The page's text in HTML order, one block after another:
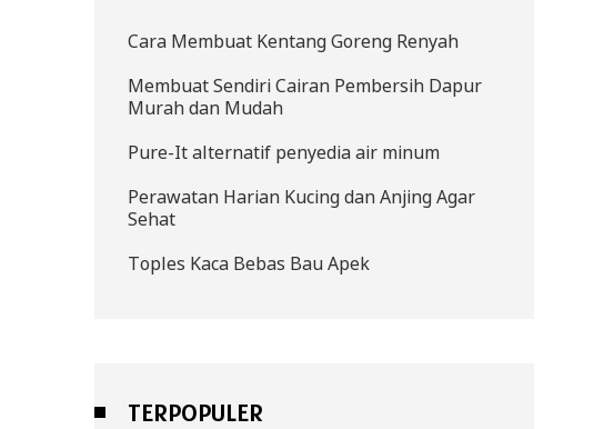
Cara Membuat Kentang Goreng Renyah
Membuat Sendiri Cairan Pembersih Dapur
Murah dan Mudah
Pure-It alternatif penyedia air minum
Perawatan Harian Kucing dan Anjing Agar
Sehat
Toples Kaca Bebas Bau Apek
TERPOPULER